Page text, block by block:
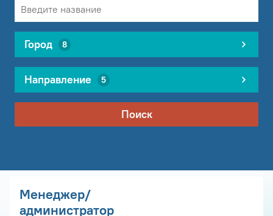
Город 8
Направление 5
Поиск
Менеджер/
администратор